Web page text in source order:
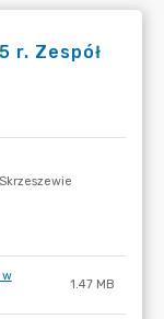
r. Zespół
w
1.47 MB